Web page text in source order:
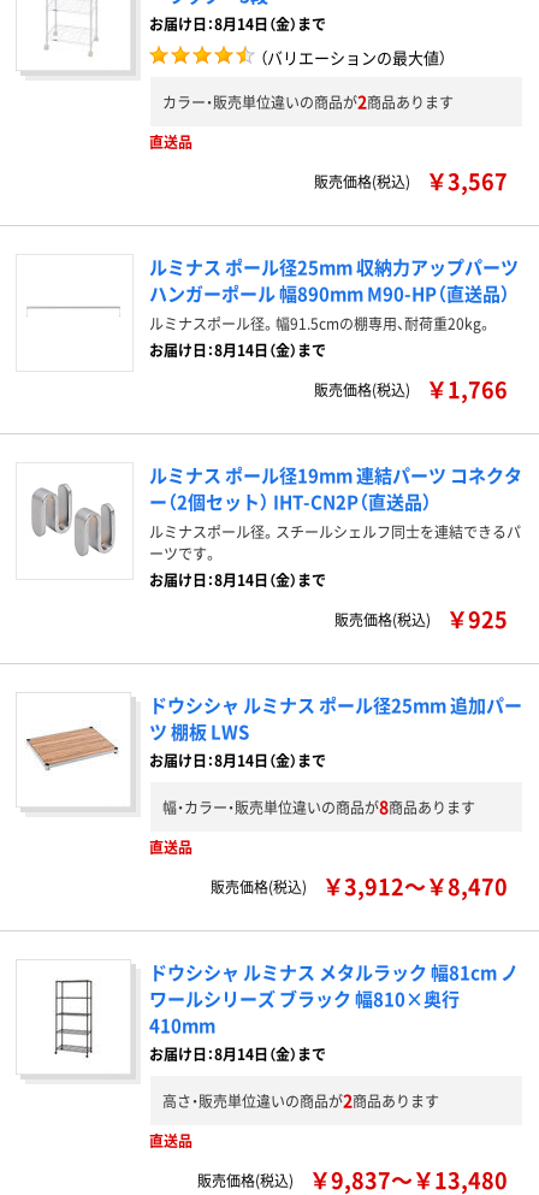
お届け日：8月14日（金）まで
（バリエーションの最大値）
カラー・販売単位違いの商品が2商品あります
直送品
販売価格(税込)
￥3,567
ルミナス ポール径25mm 収納力アップパーツ
ハンガーポール 幅890mm M90-HP（直送品）
ルミナスポール径。幅91.5cmの棚専用、耐荷重20kg。
お届け日：8月14日（金）まで
販売価格(税込)
￥1,766
ルミナス ポール径19mm 連結パーツ コネクタ
ー（2個セット） IHT-CN2P（直送品）
ルミナスポール径。スチールシェルフ同士を連結できるパ
ーツです。
お届け日：8月14日（金）まで
販売価格(税込)
￥925
ドウシシャ ルミナス ポール径25mm 追加パー
ツ 棚板 LWS
お届け日：8月14日（金）まで
幅・カラー・販売単位違いの商品が8商品あります
直送品
販売価格(税込)
￥3,912～￥8,470
ドウシシャ ルミナス メタルラック 幅81cm ノ
ワールシリーズ ブラック 幅810×奥行
410mm
お届け日：8月14日（金）まで
高さ・販売単位違いの商品が2商品あります
直送品
販売価格(税込)
￥9,837～￥13,480